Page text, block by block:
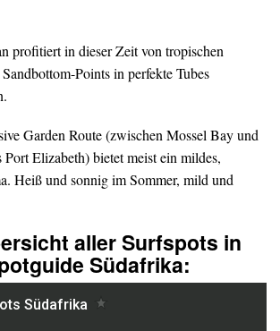
profitiert in dieser Zeit von tropischen
Points in perfekte Tubes
Garden Route (zwischen Mossel Bay und
Port Elizabeth) bietet meist ein mildes,
Heiß und sonnig im Sommer, mild und
aller Surfspots in
Südafrika: